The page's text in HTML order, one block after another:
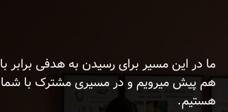
ما در این مسیر برای رسیدن به هدفی برابر با
هم پیش میرویم و در مسیری مشترک با شما
هستیم.